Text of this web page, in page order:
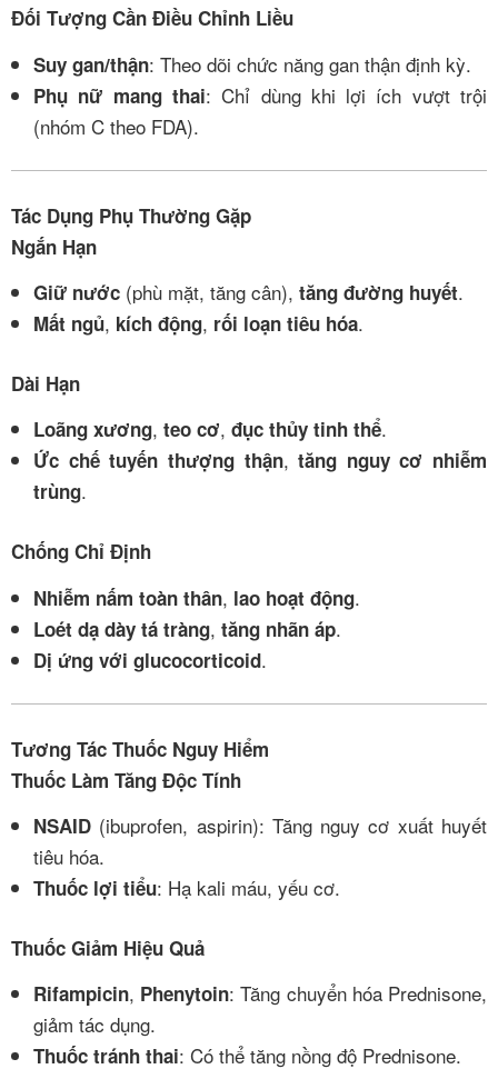
Đối Tượng Cần Điều Chỉnh Liều
Suy gan/thận: Theo dõi chức năng gan thận định kỳ.
Phụ nữ mang thai: Chỉ dùng khi lợi ích vượt trội
(nhóm C theo FDA).
Tác Dụng Phụ Thường Gặp
Ngắn Hạn
Giữ nước (phù mặt, tăng cân), tăng đường huyết.
Mất ngủ, kích động, rối loạn tiêu hóa.
Dài Hạn
Loãng xương, teo cơ, đục thủy tinh thể.
Ức chế tuyến thượng thận,tăng nguy cơ nhiễm
trùng.
Chống Chỉ Định
Nhiễm nấm toàn thân, lao hoạt động.
Loét dạ dày tá tràng, tăng nhãn áp.
Dị ứng với glucocorticoid.
Tương Tác Thuốc Nguy Hiểm
Thuốc Làm Tăng Độc Tính
NSAID (ibuprofen, aspirin): Tăng nguy cơ xuất huyết
tiêu hóa.
Thuốc lợi tiểu: Hạ kali máu, yếu cơ.
Thuốc Giảm Hiệu Quả
Rifampicin, Phenytoin: Tăng chuyển hóa Prednisone,
giảm tác dụng.
Thuốc tránh thai: Có thể tăng nồng độ Prednisone.